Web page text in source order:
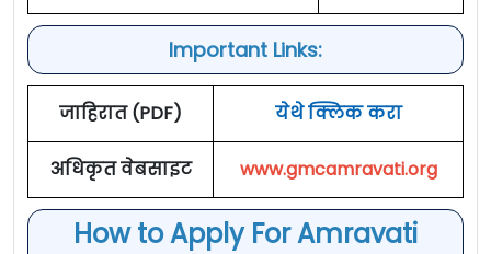
Important Links:
जाहिरात (PDF) येथे क्लिक करा
अधिकृत वेबसाइट www.gmcamravati.org
How to Apply For Amravati